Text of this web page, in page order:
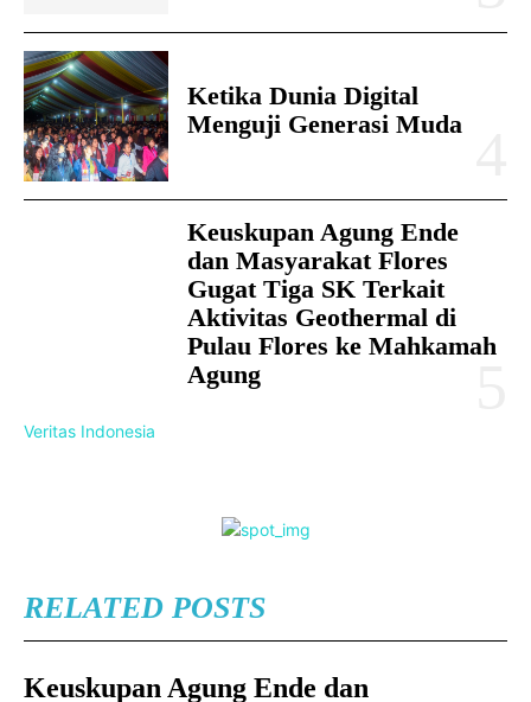
Ketika Dunia Digital
Menguji Generasi Muda
Keuskupan Agung Ende
dan Masyarakat Flores
Gugat Tiga SK Terkait
Aktivitas Geothermal di
Pulau Flores ke Mahkamah
Agung
Veritas Indonesia
RELATED POSTS
Keuskupan Agung Ende dan